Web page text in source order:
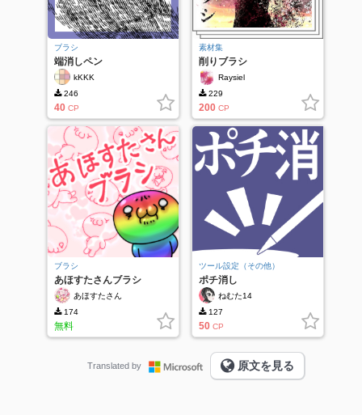
ブラシ
端消しペン
kKKK
246
40 CP
素材集
削りブラシ
Raysiel
229
200 CP
ブラシ
あほすたさんブラシ
あほすたさん
174
無料
ツール設定（その他）
ポチ消し
ねむた14
127
50 CP
Translated by 原文を見る